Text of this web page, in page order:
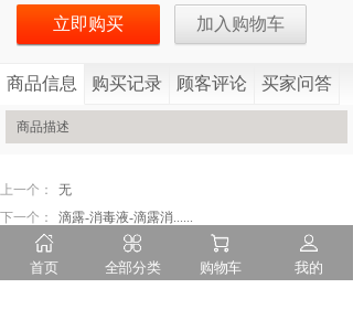
立即购买 加入购物车
商品信息 购买记录 顾客评论 买家问答
商品描述
上一个：
无
下一个：
滴露-消毒液-滴露消......
首页 全部分类 购物车 我的